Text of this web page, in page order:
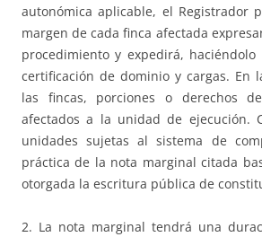
autonómica aplicable, el Registrador
margen de cada finca afectada
procedimiento y expedirá,
certificación de dominio y cargas. En
las fincas, porciones o derechos
afectados a la unidad de ejecución.
unidades sujetas al sistema de
práctica de la nota marginal citada
otorgada la escritura pública de
2. La nota marginal tendrá una